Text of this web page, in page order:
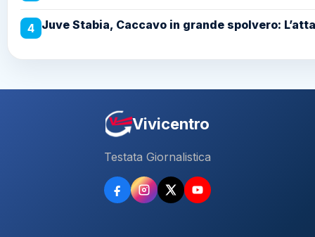
4 Juve Stabia, Caccavo in grande spolvero:
Vivicentro
Testata Giornalistica